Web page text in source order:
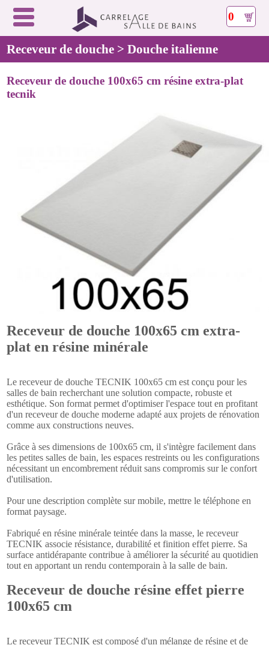
0
Receveur de douche > Douche italienne
Receveur de douche 100x65 cm résine extra-plat
tecnik
Receveur de douche 100x65 cm extra-
plat en résine minérale
Le receveur de douche TECNIK 100x65 cm est conçu pour les
salles de bain recherchant une solution compacte, robuste et
esthétique. Son format permet d'optimiser l'espace tout en profitant
d'un receveur de douche moderne adapté aux projets de rénovation
comme aux constructions neuves.
Grâce à ses dimensions de 100x65 cm, il s'intègre facilement dans
les petites salles de bain, les espaces restreints ou les configurations
nécessitant un encombrement réduit sans compromis sur le confort
d'utilisation.
Pour une description complète sur mobile, mettre le téléphone en
format paysage.
Fabriqué en résine minérale teintée dans la masse, le receveur
TECNIK associe résistance, durabilité et finition effet pierre. Sa
surface antidérapante contribue à améliorer la sécurité au quotidien
tout en apportant un rendu contemporain à la salle de bain.
Receveur de douche résine effet pierre
100x65 cm
Le receveur TECNIK est composé d'un mélange de résine et de